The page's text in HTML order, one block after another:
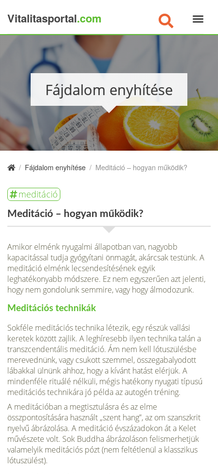
Vitalitasportal.com
Fájdalom enyhítése
/ Fájdalom enyhítése / Meditáció – hogyan működik?
meditáció
Meditáció – hogyan működik?
Amikor elménk nyugalmi állapotban van, nagyobb
kapacitással tudja gyógyítani önmagát, akárcsak testünk. A
meditáció elménk lecsendesítésének egyik
leghatékonyabb módszere. Ez nem egyszerű­en azt jelenti,
hogy nem gondolunk semmire, vagy hogy álmodozunk.
Meditációs technikák
Sokféle meditációs technika létezik, egy részük vallási
keretek között zajlik. A leghíresebb ilyen technika talán a
transzcendentális meditáció. Ám nem kell lótuszülésbe
merevednünk, vagy csukott szemmel, összegabalyodott
lábakkal ülnünk ahhoz, hogy a kívánt hatást elérjük. A
mindenféle rituálé nélküli, mégis hatékony nyugati típusú
meditációs technikára jó példa az autogén tréning.
A meditációban a megtisztulásra és az elme
összpontosítására használt „szent hang”, az om szanszkrit
nyelvű ábrázolása. A meditáció évszázadokon át a Kelet
művészete volt. Sok Buddha­ ábrázoláson felismerhetjük
valamelyik meditációs pózt (nem fel­tétlenül a klasszikus
lótuszülést).
×